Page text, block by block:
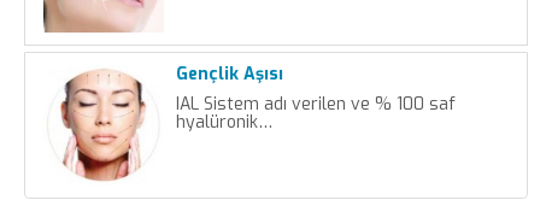
Gençlik Aşısı
IAL Sistem adı verilen ve % 100 saf
hyalüronik…